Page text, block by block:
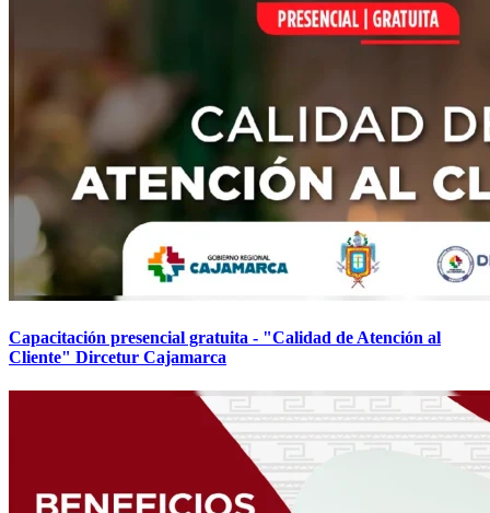
Capacitación presencial gratuita - "Calidad de Atención al
Cliente" Dircetur Cajamarca